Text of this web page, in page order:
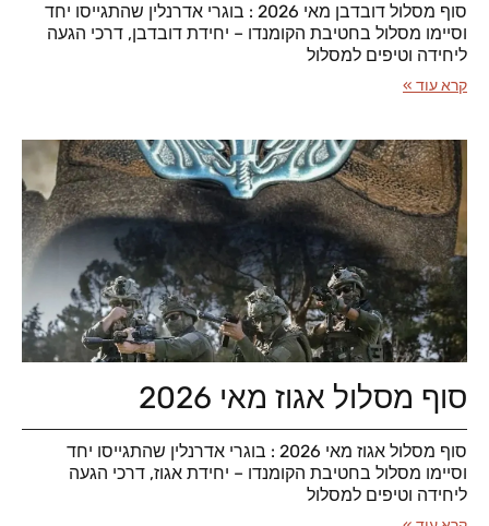
סוף מסלול דובדבן מאי 2026 : בוגרי אדרנלין שהתגייסו יחד
וסיימו מסלול בחטיבת הקומנדו – יחידת דובדבן, דרכי הגעה
ליחידה וטיפים למסלול
קרא עוד »
סוף מסלול אגוז מאי 2026
סוף מסלול אגוז מאי 2026 : בוגרי אדרנלין שהתגייסו יחד
וסיימו מסלול בחטיבת הקומנדו – יחידת אגוז, דרכי הגעה
ליחידה וטיפים למסלול